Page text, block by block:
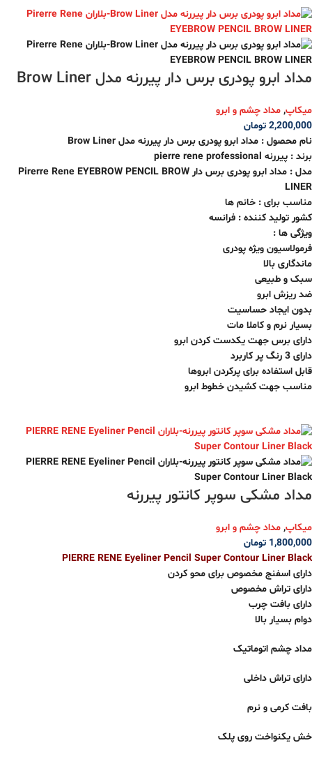
مداد ابرو پودری برس دار پیررنه مدل Brow Liner
میکاپ, مداد چشم و ابرو
2,200,000 تومان
نام محصول : مداد ابرو پودری برس دار پیررنه مدل Brow Liner
برند : پیررنه pierre rene professional
مدل : مداد ابرو پودری برس دار Pirerre Rene EYEBROW PENCIL BROW
LINER
مناسب برای : خانم ها
کشور تولید کننده : فرانسه
ویژگی ها :
فرمولاسیون ویژه پودری
ماندگاری بالا
سبک و طبیعی
ضد ریزش ابرو
بدون ایجاد حساسیت
بسیار نرم و‌ کاملا مات
دارای برس جهت یکدست کردن ابرو
دارای 3 رنگ پر کاربرد
قابل استفاده برای پرکردن ابروها
مناسب جهت کشیدن خطوط ابرو
مداد مشکی سوپر کانتور پیررنه
میکاپ, مداد چشم و ابرو
1,800,000 تومان
PIERRE RENE Eyeliner Pencil Super Contour Liner Black
دارای اسفنج مخصوص برای محو کردن
دارای تراش مخصوص
دارای بافت چرب
دوام بسیار بالا
مداد چشم اتوماتیک
دارای تراش داخلی
بافت کرمی و نرم
خش یکنواخت روی پلک